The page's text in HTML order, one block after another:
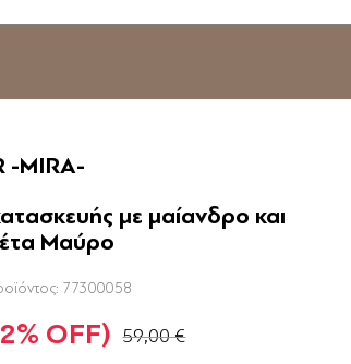
-MIRA-
με μαίανδρο και
Μαύρο
77300058
OFF) 59,00 €